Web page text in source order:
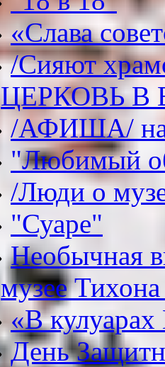
«Слава
/Сияют
ЦЕРКОВЬ В
/АФИША/ на
"Любимый
/Люди о
"Суаре"
Необычная
музее
«В кулуарах
День